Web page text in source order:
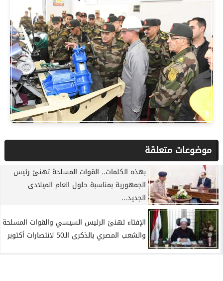
موضوعات متعلقة
بهذه الكلمات.. القوات المسلحة تهنئ رئيس
الجمهورية بمناسبة حلول العام الميلادى
الجديد...
الإفتاء تهنئ الرئيس السيسي والقوات المسلحة
والشعب المصري بالذكرى الـ50 لانتصارات أكتوبر